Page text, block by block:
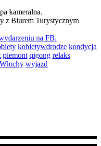
kameralna.
z Biurem Turystycznym
na FB.
kobietywdrodze kondycja
piemont qigong relaks
Włochy wyjazd